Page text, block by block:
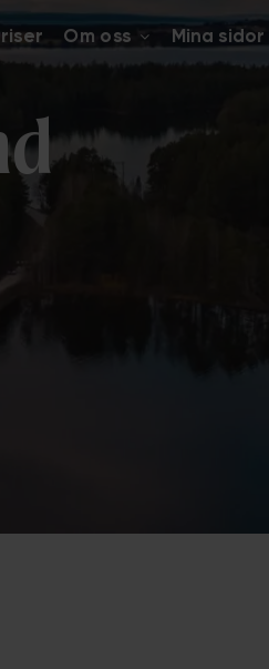
Om oss Mina sidor